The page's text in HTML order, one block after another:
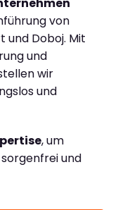
von
und Doboj. Mit
und
wir
und
, um
und